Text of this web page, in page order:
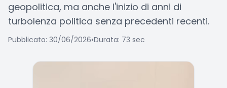
geopolitica, ma anche l'inizio di anni di
turbolenza politica senza precedenti recenti.
Pubblicato: 30/06/2026•Durata: 73 sec